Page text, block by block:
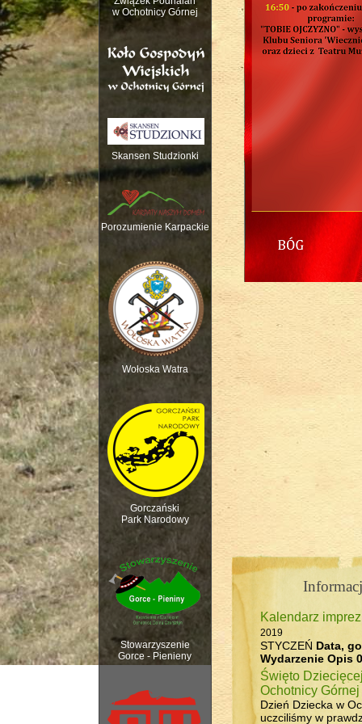
w Ochotnicy Górnej
Skansen Studzionki
Porozumienie Karpackie
Wołoska Watra
Gorczański
Park Narodowy
Stowarzyszenie
Gorce - Pienieny
Nauka gry na
Rozpoczęcie
Kalendarz
2019
STYCZEŃ Data,
Wydarzenie Opis
Święto
Ochotnicy Górnej
Dzień Dziecka w
uczciliśmy w